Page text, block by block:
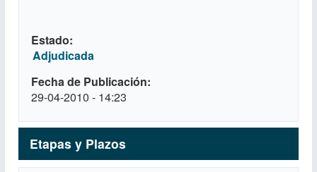
Estado
Adjudicada
Fecha de Publicación
29-04-2010 - 14:23
Etapas y Plazos